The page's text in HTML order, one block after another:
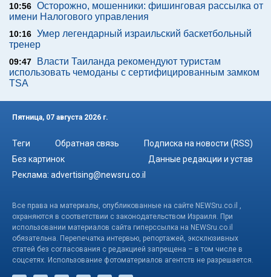
10:56 Осторожно, мошенники: фишинговая рассылка от
имени Налогового управления
10:16 Умер легендарный израильский баскетбольный
тренер
09:47
Власти Таиланда рекомендуют туристам
использовать чемоданы с сертифицированным замком
TSA
Пятница, 07 августа 2026 г.
Теги Обратная связь
Подписка на новости (RSS)
Без картинок
Данные редакции и устав
Реклама: advertising@newsru.co.il
Все права на материалы, опубликованные на сайте NEWSru.co.il ,
охраняются в соответствии с законодательством Израиля. При
использовании материалов сайта гиперссылка на NEWSru.co.il
обязательна. Перепечатка интервью, репортажей, эксклюзивных
статей без согласования с редакцией запрещена – в том числе в
соцсетях. Использование фотоматериалов агентств не разрешается.